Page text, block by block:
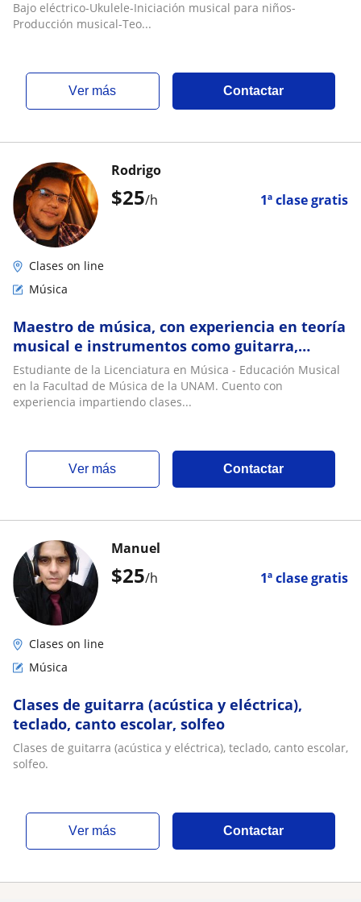
Bajo eléctrico-Ukulele-Iniciación musical para niños-
Producción musical-Teo...
ver más Contactar
$25/h 1ª clase gratis
Rodrigo
Clases on line
Música
Maestro de música, con experiencia en teoría
musical e instrumentos como guitarra,
ukulele, bajo y batería
Estudiante de la Licenciatura en Música - Educación Musical
en la Facultad de Música de la UNAM. Cuento con
experiencia impartiendo clases...
ver más Contactar
$25/h 1ª clase gratis
Manuel
Clases on line
Música
Clases de guitarra (acústica y eléctrica),
teclado, canto escolar, solfeo
Clases de guitarra (acústica y eléctrica), teclado, canto escolar,
solfeo.
ver más Contactar